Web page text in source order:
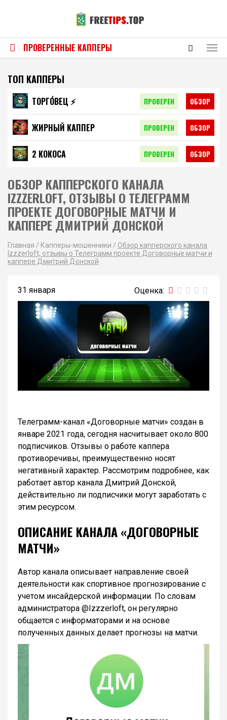
ПРОВЕРЕННЫЕ КАППЕРЫ
ТОП КАППЕРЫ
ТОРГО́ВЕЦ ⚡️ ПРОВЕРЕН ОБЗОР
ЖИРНЫЙ КАППЕР ПРОВЕРЕН ОБЗОР
2 КОКОСА ПРОВЕРЕН ОБЗОР
ОБЗОР КАППЕРСКОГО КАНАЛА
IZZZERLOFT, ОТЗЫВЫ О ТЕЛЕГРАММ
ПРОЕКТЕ ДОГОВОРНЫЕ МАТЧИ И
КАППЕРЕ ДМИТРИЙ ДОНСКОЙ
Главная / Капперы-мошенники / Обзор капперского канала
Izzzerloft, отзывы о Телеграмм проекте Договорные матчи и
каппере Дмитрий Донской
31 января
Телеграмм-канал «Договорные матчи» создан в
январе 2021 года, сегодня насчитывает около 800
подписчиков. Отзывы о работе каппера
противоречивы, преимущественно носят
негативный характер. Рассмотрим подробнее, как
работает автор канала Дмитрий Донской,
действительно ли подписчики могут заработать с
этим ресурсом.
ОПИСАНИЕ КАНАЛА «ДОГОВОРНЫЕ
МАТЧИ»
Автор канала описывает направление своей
деятельности как спортивное прогнозирование с
учетом инсайдерской информации. По словам
администратора @Izzzerloft, он регулярно
общается с информаторами и на основе
полученных данных делает прогнозы на матчи.